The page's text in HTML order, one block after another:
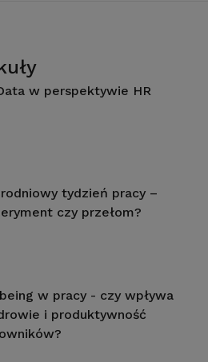
w perspektywie HR
tydzień pracy –
czy przełom?
w pracy - czy wpływa
i produktywność